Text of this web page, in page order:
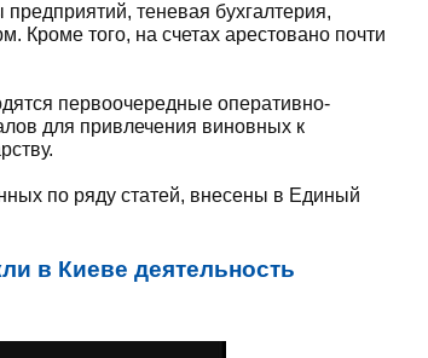
теневая бухгалтерия,
Кроме того, на счетах арестовано почти
первоочередные оперативно-
для привлечения виновных к
по ряду статей, внесены в Единый
в Киеве деятельность